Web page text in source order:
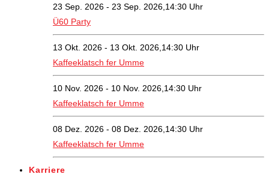
23 Sep. 2026 - 23 Sep. 2026,14:30 Uhr
Ü60 Party
13 Okt. 2026 - 13 Okt. 2026,14:30 Uhr
Kaffeeklatsch fer Umme
10 Nov. 2026 - 10 Nov. 2026,14:30 Uhr
Kaffeeklatsch fer Umme
08 Dez. 2026 - 08 Dez. 2026,14:30 Uhr
Kaffeeklatsch fer Umme
Karriere